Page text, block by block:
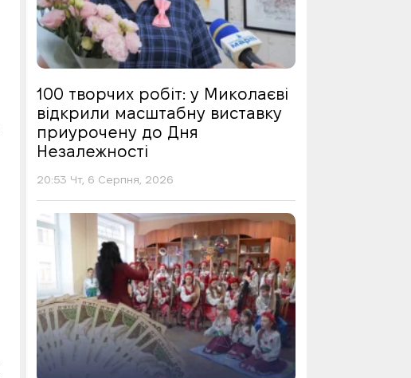
100 творчих робіт: у Миколаєві
відкрили масштабну виставку
приурочену до Дня
Незалежності
20:53 Чт, 6 Серпня, 2026